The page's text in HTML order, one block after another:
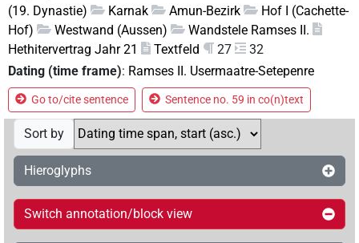
(19. Dynastie)
Karnak Amun-Bezirk
Hof I (Cachette-
Hof)
Westwand (Aussen)
Wandstele Ramses II.
Hethitervertrag Jahr 21
Textfeld 27
32
Dating (time frame): Ramses II. Usermaatre-Setepenre
Go to/cite sentence Sentence no. 59 in co(n)text
Sort by
Hieroglyphs
Switch annotation/block view